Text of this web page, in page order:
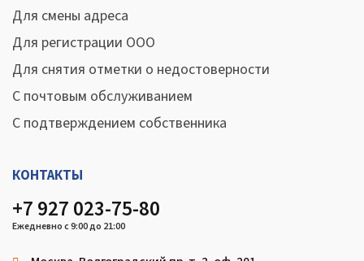
Для смены адреса
Для регистрации ООО
Для снятия отметки о недостоверности
С почтовым обслуживанием
С подтверждением собственника
КОНТАКТЫ
+7 927 023-75-80
Ежедневно с 9:00 до 21:00